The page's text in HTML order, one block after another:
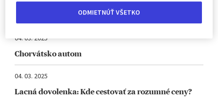
veľkonočnú dovolenku pri mori, v okolitých
krajinách a na Slovensku
04. 03. 2025
Chorvátsko autom
04. 03. 2025
Lacná dovolenka: Kde cestovať za rozumné ceny?
ODMIETNÚŤ VŠETKO